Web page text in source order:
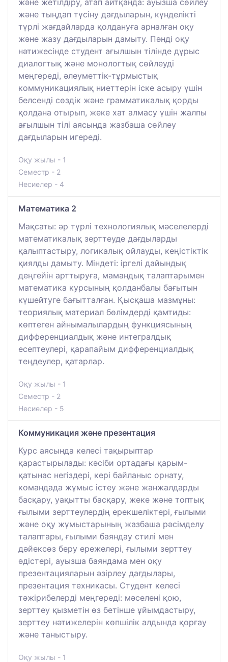
және тыңдап түсіну дағдыларын, күнделікті
түрлі жағдайларда қолдануға арналған оқу
және жазу дағдыларын дамыту. Пәнді оқу
нәтижесінде студент ағылшын тілінде дұрыс
диалогтық және монологтық сөйлеуді
меңгереді, әлеуметтік-тұрмыстық
коммуникациялық ниеттерін іске асыру үшін
белсенді сөздік және грамматикалық қорды
қолдана отырып, жеке хат алмасу үшін жалпы
ағылшын тілі аясында жазбаша сөйлеу
дағдыларын игереді.
Оқу жылы - 1
Семестр - 2
Несиелер - 4
Математика 2
Мақсаты: әр түрлі технологиялық мәселелерді
математикалық зерттеуде дағдыларды
қалыптастыру, логикалық ойлауды, кеңістіктік
қиялды дамыту. Міндеті: іргелі дайындық
деңгейін арттыруға, мамандық талаптарымен
математика курсының қолданбалы бағытын
күшейтуге бағытталған. Қысқаша мазмұны:
теориялық материал бөлімдерді қамтиды:
көптеген айнымалылардың функциясының
дифференциалдық және интегралдық
есептеулері, қарапайым дифференциалдық
теңдеулер, қатарлар.
Оқу жылы - 1
Семестр - 2
Несиелер - 5
Коммуникация және презентация
Курс аясында келесі тақырыптар
қарастырылады: кәсіби ортадағы қарым-
қатынас негіздері, кері байланыс орнату,
командада жұмыс істеу және жанжалдарды
басқару, уақытты басқару, жеке және топтық
ғылыми зерттеулердің ерекшеліктері, ғылыми
және оқу жұмыстарының жазбаша рәсімделу
талаптары, ғылыми баяндау стилі мен
дәйексөз беру ережелері, ғылыми зерттеу
әдістері, ауызша баяндама мен оқу
презентацияларын әзірлеу дағдылары,
презентация техникасы. Студент келесі
тәжірибелерді меңгереді: мәселені қою,
зерттеу қызметін өз бетінше ұйымдастыру,
зерттеу нәтижелерін көпшілік алдында қорғау
және таныстыру.
Оқу жылы - 1